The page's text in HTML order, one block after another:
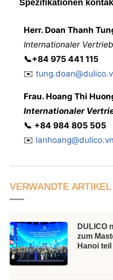
Spezifikationen
Herr. Doan Thanh
Internationaler Vertrieb
📞+84 975 441 115
✉️
Frau. Hoang Thi
Internationaler
📞 ‭‭+84 984 805 505
✉️ lanhoang@dulico.vn
VERWANDTE ARTIKEL
DULICO
zum
Hanoi teil